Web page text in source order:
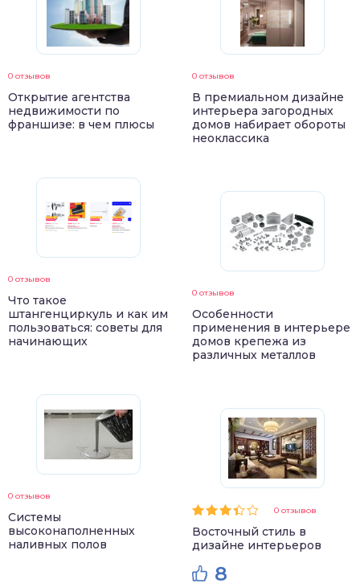
0 отзывов
Открытие агентства
недвижимости по
франшизе: в чем плюсы
0 отзывов
Что такое
штангенциркуль и как им
пользоваться: советы для
начинающих
0 отзывов
Системы
высоконаполненных
наливных полов
0 отзывов
В премиальном дизайне
интерьера загородных
домов набирает обороты
неоклассика
0 отзывов
Особенности
применения в интерьере
домов крепежа из
различных металлов
0 отзывов
Восточный стиль в
дизайне интерьеров
8